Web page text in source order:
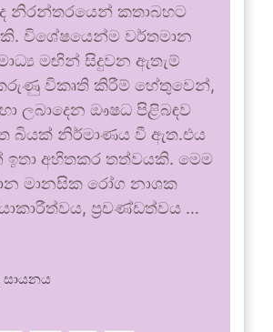
නිරන්තරයෙන් කතාබහට
විශේෂයෙන්ම වර්තමාන
මඟින් සිදුවන ඇතැම්
කරුණු විකෘති කිරීම් හේතුවෙන්,
ලබාදෙන ඖෂධ පිළිබඳව
බියක් නිර්මාණය වී ඇත.එය
ඉතා අහිතකර තත්වයකි. මෙම
මානසික රෝග නාශක
ප්‍රචණ්ඩත්වය …